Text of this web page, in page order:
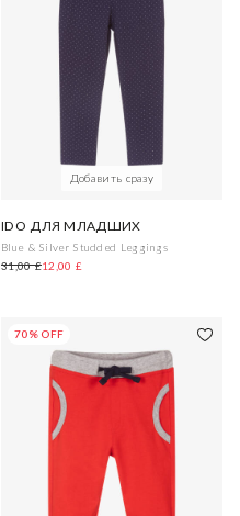
Добавить сразу
IDO ДЛЯ МЛАДШИХ
Blue & Silver Studded Leggings
31,00 £12,00 £
70% OFF